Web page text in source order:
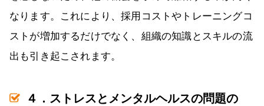
なります。これにより、採用コストやトレーニングコ
ストが増加するだけでなく、組織の知識とスキルの流
出も引き起こされます。
４．ストレスとメンタルヘルスの問題の